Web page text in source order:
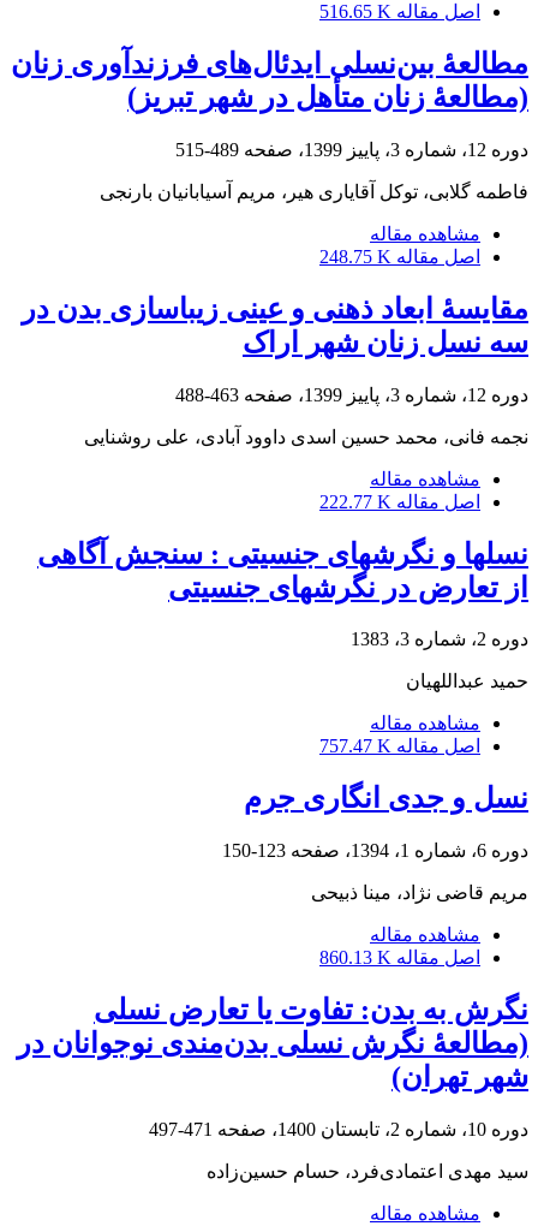
اصل مقاله 516.65 K
مطالعۀ بین‌نسلی ایدئال‌های فرزندآوری زنان
(مطالعۀ زنان متأهل در شهر تبریز)
دوره 12، شماره 3، پاییز 1399، صفحه 489-515
فاطمه گلابی، توکل آقایاری هیر، مریم آسیابانیان بارنجی
مشاهده مقاله
اصل مقاله 248.75 K
مقایسۀ ابعاد ذهنی و عینی زیباسازی بدن در
سه نسل زنان شهر اراک
دوره 12، شماره 3، پاییز 1399، صفحه 463-488
نجمه فانی، محمد حسین اسدی داوود آبادی، علی روشنایی
مشاهده مقاله
اصل مقاله 222.77 K
نسلها و نگرشهای جنسیتی : سنجش آگاهی
از تعارض در نگرشهای جنسیتی
دوره 2، شماره 3، 1383
حمید عبداللهیان
مشاهده مقاله
اصل مقاله 757.47 K
نسل و جدی انگاری جرم
دوره 6، شماره 1، 1394، صفحه 123-150
مریم قاضی نژاد، مینا ذبیحی
مشاهده مقاله
اصل مقاله 860.13 K
نگرش به بدن: تفاوت یا تعارض نسلی
(مطالعۀ نگرش نسلی بدن‌مندی نوجوانان در
شهر تهران)
دوره 10، شماره 2، تابستان 1400، صفحه 471-497
سید مهدی اعتمادی‌فرد، حسام حسین‌زاده
مشاهده مقاله